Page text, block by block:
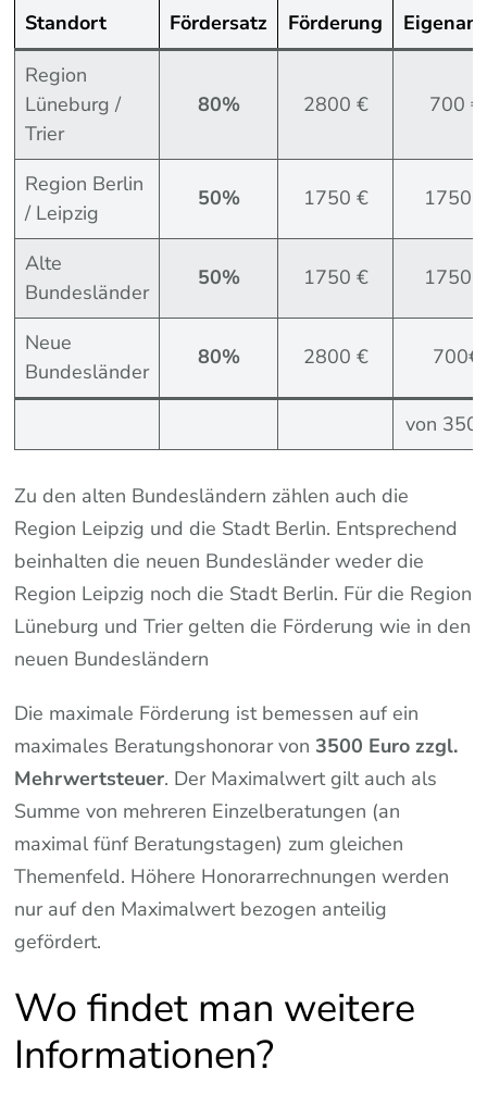
Standort Fördersatz Förderung
Region
Lüneburg /
Trier
80% 2800 € 700 €
Region Berlin
/ Leipzig
50% 1750 € 1750
Alte
Bundesländer
50% 1750 € 1750
Neue
Bundesländer
80% 2800 € 700€
von
Zu den alten Bundesländern zählen auch die
Region Leipzig und die Stadt Berlin. Entsprechend
beinhalten die neuen Bundesländer weder die
Region Leipzig noch die Stadt Berlin. Für die Region
Lüneburg und Trier gelten die Förderung wie in den
neuen Bundesländern
Die maximale Förderung ist bemessen auf ein
maximales Beratungshonorar von 3500 Euro zzgl.
Mehrwertsteuer. Der Maximalwert gilt auch als
Summe von mehreren Einzelberatungen (an
maximal fünf Beratungstagen) zum gleichen
Themenfeld. Höhere Honorarrechnungen werden
nur auf den Maximalwert bezogen anteilig
gefördert.
Wo findet man weitere
Informationen?